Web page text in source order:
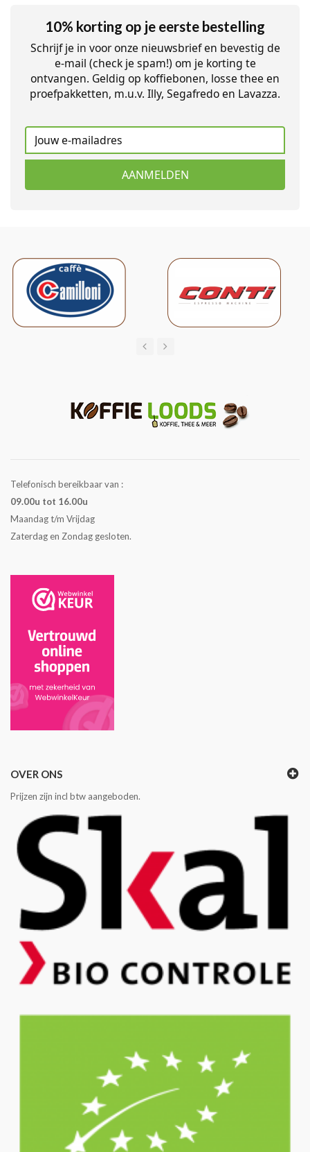
10% korting op je eerste bestelling
Schrijf je in voor onze nieuwsbrief en bevestig de
e-mail (check je spam!) om je korting te
ontvangen. Geldig op koffiebonen, losse thee en
proefpakketten, m.u.v. Illy, Segafredo en Lavazza.
AANMELDEN
Telefonisch bereikbaar van :
09.00u tot 16.00u
Maandag t/m Vrijdag
Zaterdag en Zondag gesloten.
OVER ONS
Prijzen zijn incl btw aangeboden.